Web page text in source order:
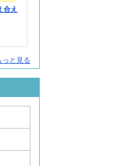
合え
と見る